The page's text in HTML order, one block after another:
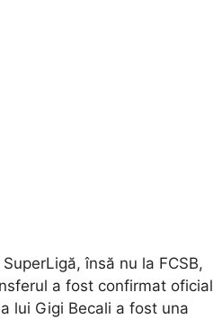
însă nu la FCSB,
a fost confirmat oficial
lui Gigi Becali a fost una